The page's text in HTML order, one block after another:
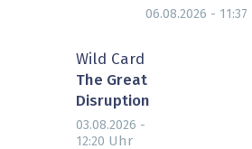
06.08.2026 - 11:37
Wild Card
The Great
Disruption
03.08.2026 -
12:20 Uhr